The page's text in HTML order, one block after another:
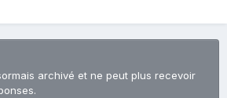
archivé et ne peut plus recevoir